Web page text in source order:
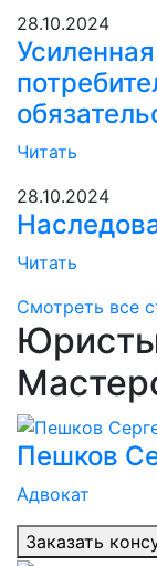
28.10.2024
Читать
28.10.2024
Читать
Смотреть все
Пешков
Адвокат
Заказать